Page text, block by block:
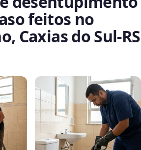
feitos no
Caxias do Sul‑RS